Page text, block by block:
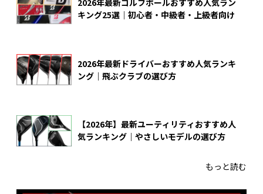
キング25選｜初心者・中級者・上級者向け
2026年最新ドライバーおすすめ人気ランキ
ング｜飛ぶクラブの選び方
【2026年】最新ユーティリティおすすめ人
気ランキング｜やさしいモデルの選び方
もっと読む